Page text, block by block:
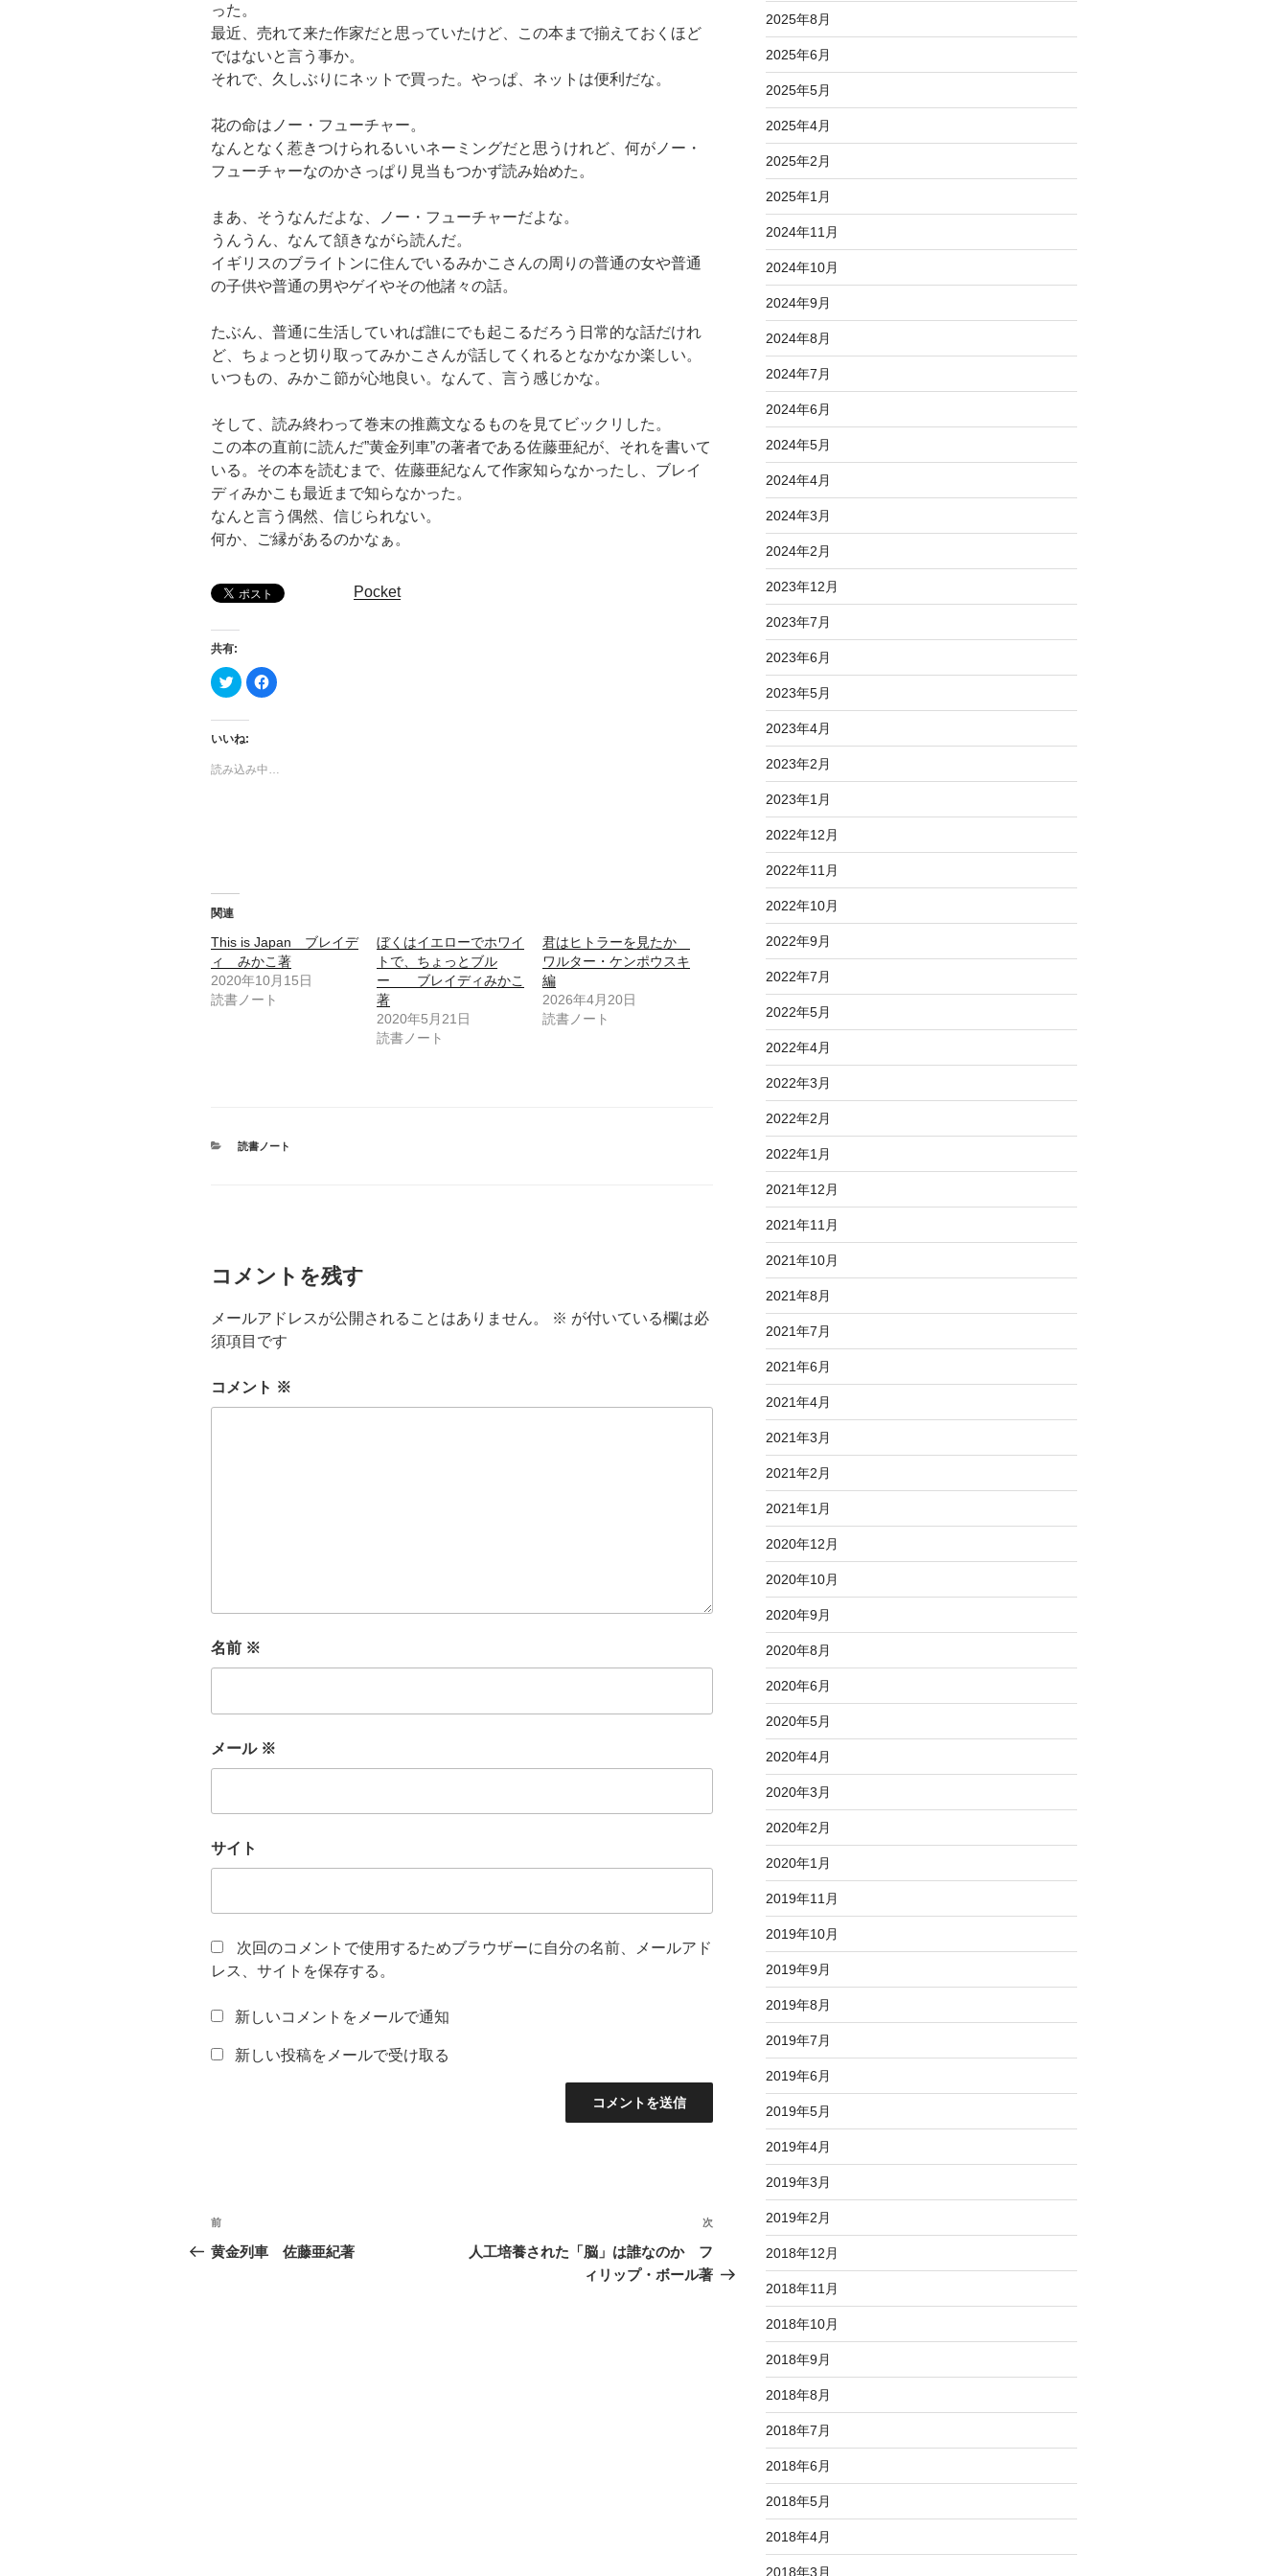
った。
最近、売れて来た作家だと思っていたけど、この本まで揃えておくほど
ではないと言う事か。
それで、久しぶりにネットで買った。やっぱ、ネットは便利だな。
花の命はノー・フューチャー。
なんとなく惹きつけられるいいネーミングだと思うけれど、何がノー・
フューチャーなのかさっぱり見当もつかず読み始めた。
まあ、そうなんだよな、ノー・フューチャーだよな。
うんうん、なんて頷きながら読んだ。
イギリスのブライトンに住んでいるみかこさんの周りの普通の女や普通
の子供や普通の男やゲイやその他諸々の話。
たぶん、普通に生活していれば誰にでも起こるだろう日常的な話だけれ
ど、ちょっと切り取ってみかこさんが話してくれるとなかなか楽しい。
いつもの、みかこ節が心地良い。なんて、言う感じかな。
そして、読み終わって巻末の推薦文なるものを見てビックリした。
この本の直前に読んだ”黄金列車”の著者である佐藤亜紀が、それを書いて
いる。その本を読むまで、佐藤亜紀なんて作家知らなかったし、ブレイ
ディみかこも最近まで知らなかった。
なんと言う偶然、信じられない。
何か、ご縁があるのかなぁ。
Pocket
共有:
ク
リ
し
て
T
i
い
ド
ウ
で
開
き
ま
F
a
で
さ
い
(
新
し
い
いいね:
読み込み中…
関連
This is Japan ブレイデ
ィ みかこ著
2020年10月15日
読書ノート
ぼくはイエローでホワイ
トで、ちょっとブル
ー ブレイディみかこ
著
2020年5月21日
読書ノート
君はヒトラーを見たか
ワルター・ケンポウスキ
編
2026年4月20日
読書ノート
カ
読書ノート
コメントを残す
メールアドレスが公開されることはありません。 ※ が付いている欄は必
須項目です
コメント ※
名前 ※
メール ※
サイト
次回のコメントで使用するためブラウザーに自分の名前、メールアド
レス、サイトを保存する。
新しいコメントをメールで通知
新しい投稿をメールで受け取る
投
稿
前
の
前
黄金列車 佐藤亜紀著
次
投
次
人工培養された「脳」は誰なのか フ
ィリップ・ボール著
2025年8月
2025年6月
2025年5月
2025年4月
2025年2月
2025年1月
2024年11月
2024年10月
2024年9月
2024年8月
2024年7月
2024年6月
2024年5月
2024年4月
2024年3月
2024年2月
2023年12月
2023年7月
2023年6月
2023年5月
2023年4月
2023年2月
2023年1月
2022年12月
2022年11月
2022年10月
2022年9月
2022年7月
2022年5月
2022年4月
2022年3月
2022年2月
2022年1月
2021年12月
2021年11月
2021年10月
2021年8月
2021年7月
2021年6月
2021年4月
2021年3月
2021年2月
2021年1月
2020年12月
2020年10月
2020年9月
2020年8月
2020年6月
2020年5月
2020年4月
2020年3月
2020年2月
2020年1月
2019年11月
2019年10月
2019年9月
2019年8月
2019年7月
2019年6月
2019年5月
2019年4月
2019年3月
2019年2月
2018年12月
2018年11月
2018年10月
2018年9月
2018年8月
2018年7月
2018年6月
2018年5月
2018年4月
2018年3月